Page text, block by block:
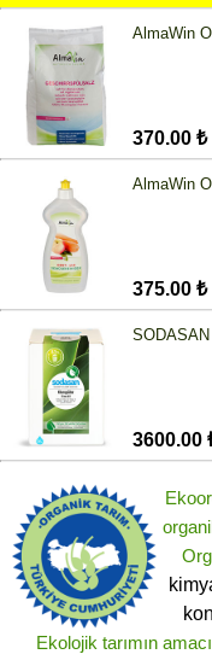
AlmaWin
370.00 ₺
AlmaWin
375.00 ₺
SODASAN
3600.00
Ekolojik tarımın amacı